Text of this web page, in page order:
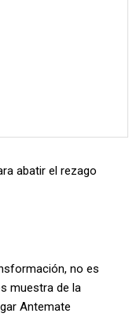
abatir el rezago
no es
muestra de la
Antemate